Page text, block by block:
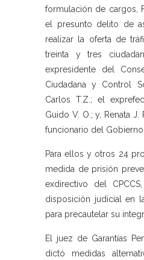
formulación de cargos,
el presunto delito de
realizar la oferta de
treinta y tres
expresidente del
Ciudadana y Control
Carlos T.Z.; el
Guido V. O.; y, Renata
funcionario del Gobierno
Para ellos y otros 24
medida de prisión
exdirectivo del
disposición judicial en
para precautelar su
El juez de Garantías
dictó medidas